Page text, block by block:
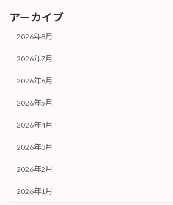
アーカイブ
2026年8月
2026年7月
2026年6月
2026年5月
2026年4月
2026年3月
2026年2月
2026年1月